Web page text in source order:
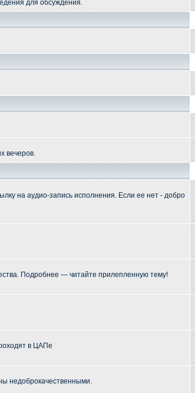
для обсуждения.
вечеров.
на аудио-запись исполнения. Если ее нет - добро
Подробнее — читайте прилепленную тему!
в ЦАПе
недоброкачественными.